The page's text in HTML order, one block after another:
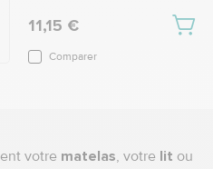
11,15 €
Comparer
votre matelas, votre lit ou